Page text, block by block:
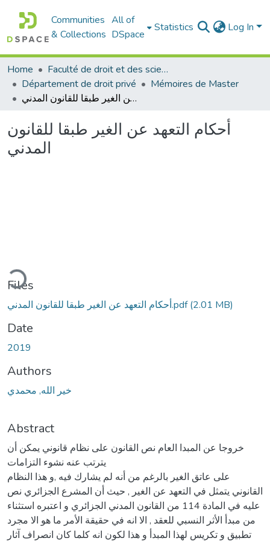
Communities
& Collections
All of
DSpace
Statistics Log In
Home
Faculté de droit et des sciences politiques
Département de droit privé
Mémoires de Master
أحكام التعهد عن الغير طبقا للقانون المدني
أحكام التعهد عن الغير طبقا للقانون
المدني
Files
أحكام التعهد عن الغير طبقا للقانون المدني.pdf(2.01 MB)
Date
2019
Authors
خير الله, محمدي
Abstract
خروجا عن المبدا العام نص القانون على نظام قانوني يمكن أن
يترتب عنه نشوء التزامات
على عاتق الغير بالرغم من أنه لم يشارك فيه ,و هذا النظام
القانوني يتمثل في التعهد عن الغير , حيث أن المشرع الجزائري نص
عليه في المادة 114 من القانون المدني الجزائري و اعتبره استثناء
من مبدأ الأثر النسبي للعقد , الا انه في حقيقة الأمر ما هو الا مجرد
تطبيق و تكريس لهذا المبدأ و هذا لكون انه كلما كان انصراف آثار